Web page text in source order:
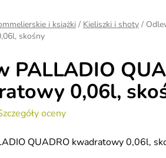
i książki / Kieliszki i shoty /
skośny
PALLADIO
0,06l,
oceny
QUADRO kwadratowy 0,06l,